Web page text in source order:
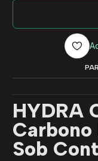
HYDRA
Carbono
Sob